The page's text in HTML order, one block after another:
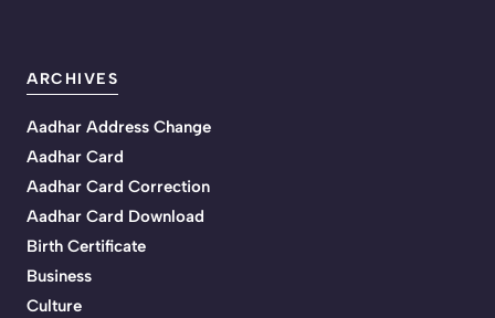
ARCHIVES
Aadhar Address Change
Aadhar Card
Aadhar Card Correction
Aadhar Card Download
Birth Certificate
Business
Culture